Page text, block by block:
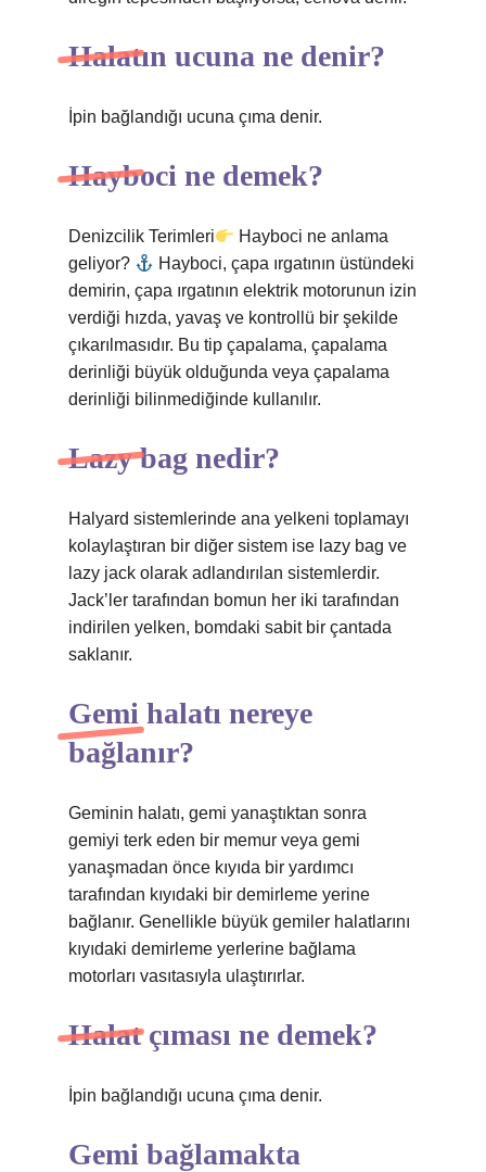
Halatın ucuna ne denir?
İpin bağlandığı ucuna çıma denir.
Hayboci ne demek?
Denizcilik Terimleri
Hayboci ne anlama
geliyor?
Hayboci, çapa ırgatının üstündeki
demirin, çapa ırgatının elektrik motorunun izin
verdiği hızda, yavaş ve kontrollü bir şekilde
çıkarılmasıdır. Bu tip çapalama, çapalama
derinliği büyük olduğunda veya çapalama
derinliği bilinmediğinde kullanılır.
Lazy bag nedir?
Halyard sistemlerinde ana yelkeni toplamayı
kolaylaştıran bir diğer sistem ise lazy bag ve
lazy jack olarak adlandırılan sistemlerdir.
Jack’ler tarafından bomun her iki tarafından
indirilen yelken, bomdaki sabit bir çantada
saklanır.
Gemi halatı nereye
bağlanır?
Geminin halatı, gemi yanaştıktan sonra
gemiyi terk eden bir memur veya gemi
yanaşmadan önce kıyıda bir yardımcı
tarafından kıyıdaki bir demirleme yerine
bağlanır. Genellikle büyük gemiler halatlarını
kıyıdaki demirleme yerlerine bağlama
motorları vasıtasıyla ulaştırırlar.
Halat çıması ne demek?
İpin bağlandığı ucuna çıma denir.
Gemi bağlamakta